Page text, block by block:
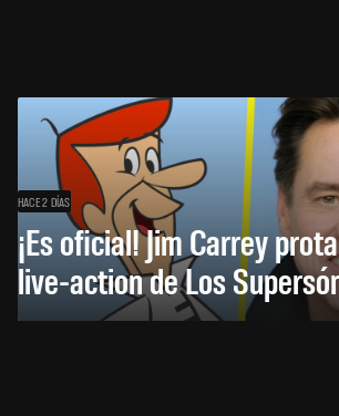
HACE 2 DÍAS
¡Es oficial! Jim Carrey
live-action de Los